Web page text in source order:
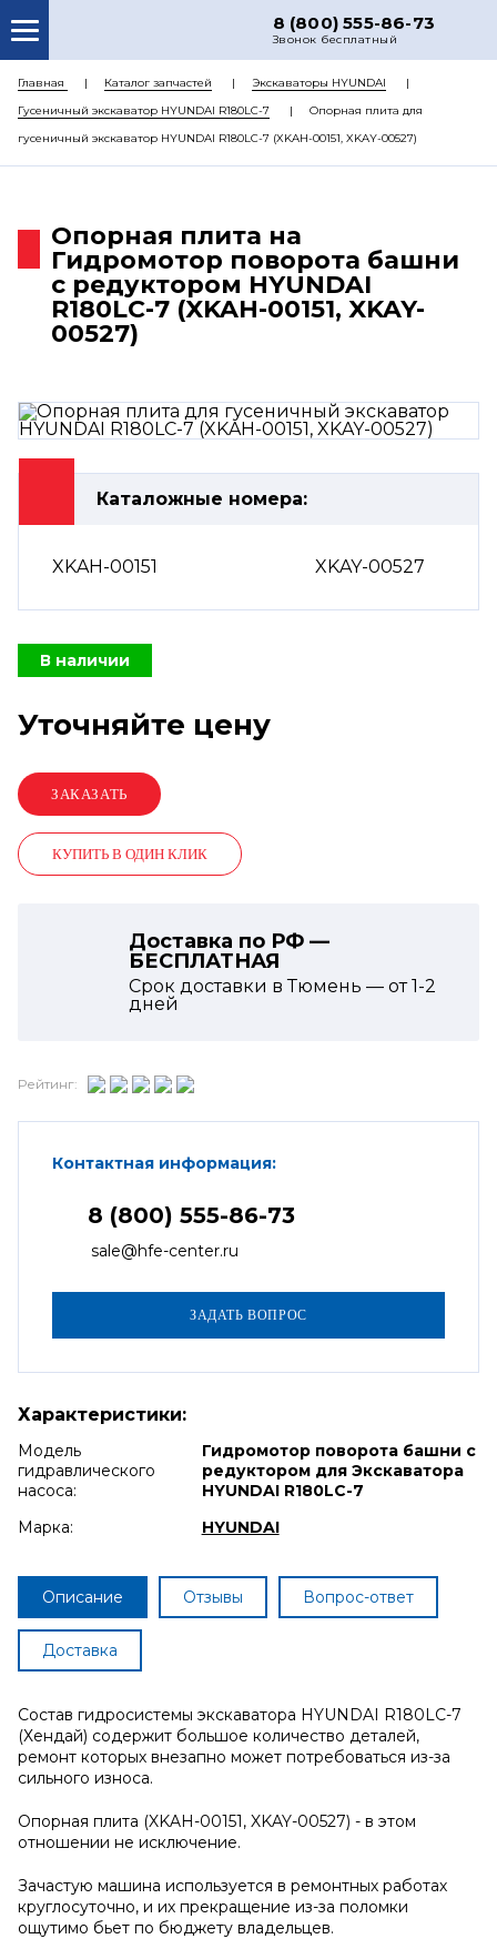
8 (800) 555-86-73
Звонок бесплатный
О НАС
КАТАЛОГ ЗАПЧАСТЕЙ
РЕМОНТ
ЦЕНЫ
КОНТАКТЫ
Главная Каталог запчастей
Экскаваторы HYUNDAI
Гусеничный экскаватор HYUNDAI R180LC-7
Опорная плита для
гусеничный экскаватор HYUNDAI R180LC-7 (XKAH-00151, XKAY-00527)
Опорная плита на
Гидромотор поворота башни
с редуктором HYUNDAI
R180LC-7 (XKAH-00151, XKAY-
00527)
Каталожные номера:
XKAH-00151 XKAY-00527
В наличии
Уточняйте цену
КУПИТЬ В ОДИН КЛИК
Доставка по РФ —
БЕСПЛАТНАЯ
Срок доставки в Тюмень — от1-2
дней
Рейтинг:
Контактная информация:
8 (800) 555-86-73
sale@hfe-center.ru
Характеристики:
Модель
гидравлического
насоса:
Гидромотор поворота башни с
редуктором для Экскаватора
HYUNDAI R180LC-7
Марка:
HYUNDAI
Описание Отзывы Вопрос-ответ
Доставка
Состав гидросистемы экскаватора HYUNDAI R180LC-7
(Хендай) содержит большое количество деталей,
ремонт которых внезапно может потребоваться из-за
сильного износа.
Опорная плита (XKAH-00151, XKAY-00527) - в этом
отношении не исключение.
Зачастую машина используется в ремонтных работах
круглосуточно, и их прекращение из-за поломки
ощутимо бьет по бюджету владельцев.